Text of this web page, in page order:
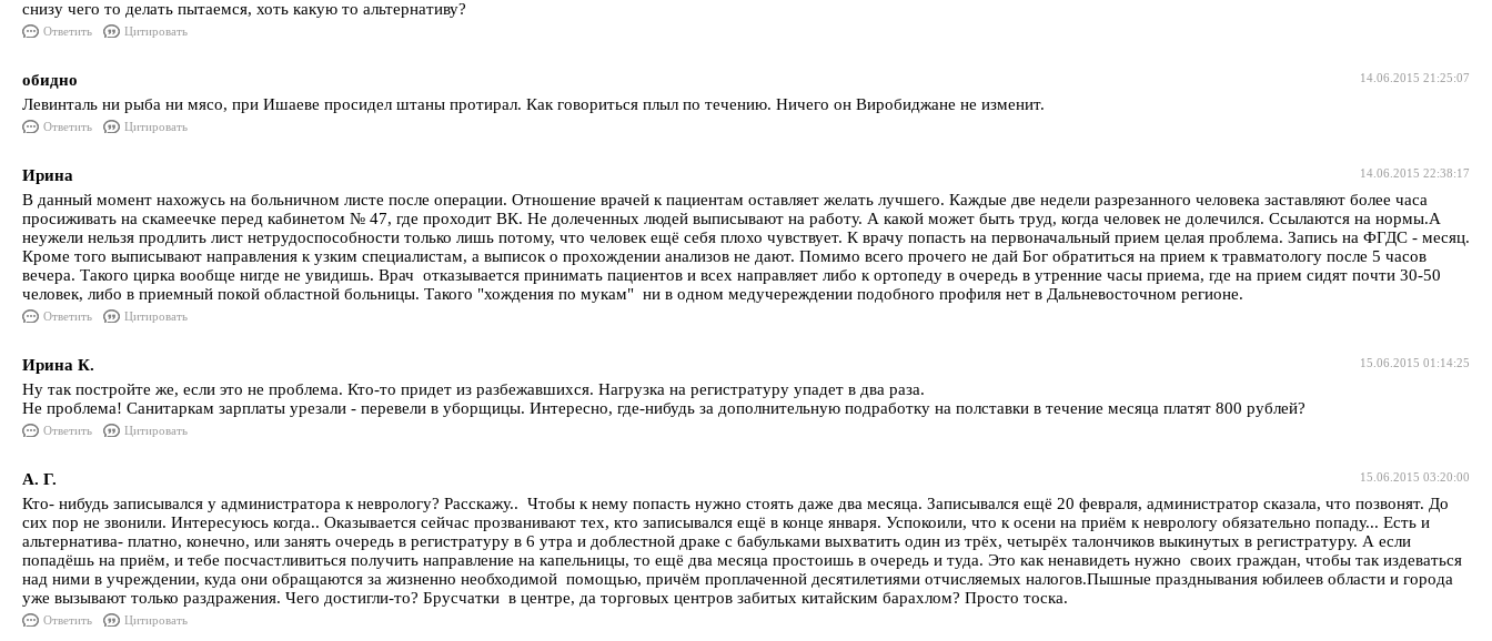
снизу чего то делать пытаемся, хоть какую то альтернативу?
Ответить Цитировать
14.06.2015 21:25:07
обидно
Левинталь ни рыба ни мясо, при Ишаеве просидел штаны протирал. Как говориться плыл по течению. Ничего он Виробиджане не изменит.
Ответить Цитировать
14.06.2015 22:38:17
Ирина
В данный момент нахожусь на больничном листе после операции. Отношение врачей к пациентам оставляет желать лучшего. Каждые две недели разрезанного человека заставляют более часа
просиживать на скамеечке перед кабинетом № 47, где проходит ВК. Не долеченных людей выписывают на работу. А какой может быть труд, когда человек не долечился. Ссылаются на нормы.А
неужели нельзя продлить лист нетрудоспособности только лишь потому, что человек ещё себя плохо чувствует. К врачу попасть на первоначальный прием целая проблема. Запись на ФГДС - месяц.
Кроме того выписывают направления к узким специалистам, а выписок о прохождении анализов не дают. Помимо всего прочего не дай Бог обратиться на прием к травматологу после 5 часов
вечера. Такого цирка вообще нигде не увидишь. Врач отказывается принимать пациентов и всех направляет либо к ортопеду в очередь в утренние часы приема, где на прием сидят почти 30-50
человек, либо в приемный покой областной больницы. Такого "хождения по мукам" ни в одном медучереждении подобного профиля нет в Дальневосточном регионе.
Ответить Цитировать
15.06.2015 01:14:25
Ирина К.
Ну так постройте же, если это не проблема. Кто-то придет из разбежавшихся. Нагрузка на регистратуру упадет в два раза.
Не проблема! Санитаркам зарплаты урезали - перевели в уборщицы. Интересно, где-нибудь за дополнительную подработку на полставки в течение месяца платят 800 рублей?
Ответить Цитировать
15.06.2015 03:20:00
А. Г.
Кто- нибудь записывался у администратора к неврологу? Расскажу.. Чтобы к нему попасть нужно стоять даже два месяца. Записывался ещё 20 февраля, администратор сказала, что позвонят. До
сих пор не звонили. Интересуюсь когда.. Оказывается сейчас прозванивают тех, кто записывался ещё в конце января. Успокоили, что к осени на приём к неврологу обязательно попаду... Есть и
альтернатива- платно, конечно, или занять очередь в регистратуру в 6 утра и доблестной драке с бабульками выхватить один из трёх, четырёх талончиков выкинутых в регистратуру. А если
попадёшь на приём, и тебе посчастливиться получить направление на капельницы, то ещё два месяца простоишь в очередь и туда. Это как ненавидеть нужно своих граждан, чтобы так издеваться
над ними в учреждении, куда они обращаются за жизненно необходимой помощью, причём проплаченной десятилетиями отчисляемых налогов.Пышные празднывания юбилеев области и города
уже вызывают только раздражения. Чего достигли-то? Брусчатки в центре, да торговых центров забитых китайским барахлом? Просто тоска.
Ответить Цитировать